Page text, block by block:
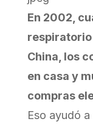
En 2002,
China, los
en casa y
compras
Eso ayudó